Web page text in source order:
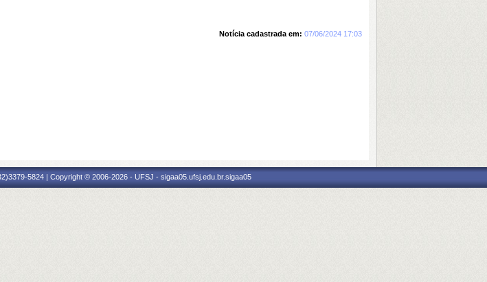
Notícia cadastrada em: 07/06/2024 17:03
5824 | Copyright © 2006-2026 - UFSJ - sigaa05.ufsj.edu.br.sigaa05